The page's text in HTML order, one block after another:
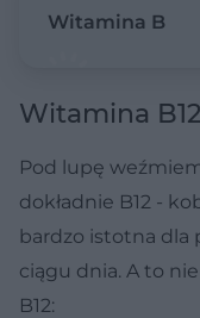
Witamina B
Witamina
Pod lupę
dokładnie B12 -
bardzo istotna dla
ciągu dnia. A to
B12: